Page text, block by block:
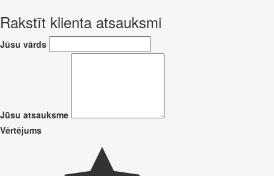
Rakstīt klienta atsauksmi
Jūsu vārds
Jūsu atsauksme
Vērtējums